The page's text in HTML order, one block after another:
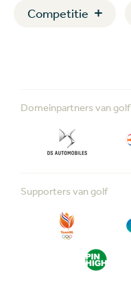
Competitie
Domeinpartners van golf
Supporters van golf